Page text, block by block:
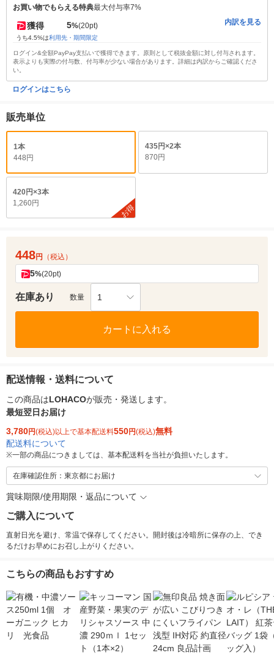
お買い物でもらえる特典最大付与率7%
獲得 5%(20pt)
うち4.5%は利用先・期間限定
内訳を見る
ログイン&全額PayPay支払いで獲得できます。原則として税抜金額に対し付与されます。
表示よりも実際の付与数、付与率が少ない場合があります。詳細は内訳からご確認くださ
い。
ログインはこちら
販売単位
1本
448円
435円×2本
870円
420円×3本
1,260円
お得
448円 （税込）
5%(20pt)
在庫あり 数量 1
カートに入れる
配送情報・送料について
この商品はLOHACOが販売・発送します。
最短翌日お届け
3,780円(税込)以上で基本配送料550円(税込)無料
配送料について
※一部の商品につきましては、基本配送料を当社が負担いたします。
在庫確認住所：東京都にお届け
賞味期限/使用期限・返品について
ご購入について
直射日光を避け、常温で保存してください。開封後は冷暗所に保存の上、でき
るだけお早めにお召し上がりください。
こちらの商品もおすすめ